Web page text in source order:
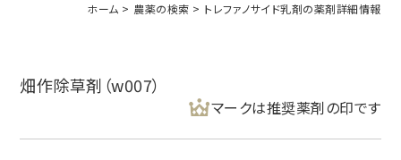
ホーム 農薬の検索 トレファノサイド乳剤の薬剤詳細情報
畑作除草剤（w007）
マークは推奨薬剤の印です